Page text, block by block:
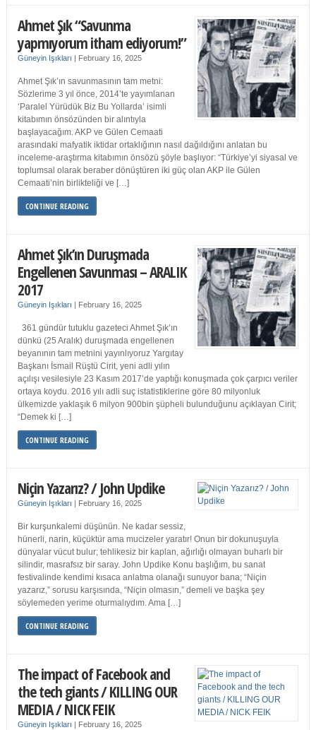
Ahmet Şık “Savunma
yapmıyorum itham ediyorum!”
Güneyin Işıkları | February 16, 2025
Ahmet Şık’ın savunmasının tam metni:
Sözlerime 3 yıl önce, 2014’te yayımlanan
‘Paralel Yürüdük Biz Bu Yollarda’ isimli
kitabımın önsözünden bir alıntıyla
başlayacağım. AKP ve Gülen Cemaati
arasındaki mafyatik iktidar ortaklığının nasıl dağıldığını anlatan bu
inceleme-araştırma kitabımın önsözü şöyle başlıyor: “Türkiye’yi siyasal ve
toplumsal olarak beraber dönüştüren iki güç olan AKP ile Gülen
Cemaati’nin birlikteliği ve […]
CONTINUE READING
Ahmet Şık’ın Duruşmada
Engellenen Savunması – ARALIK
2017
Güneyin Işıkları | February 16, 2025
361 gündür tutuklu gazeteci Ahmet Şık’ın
dünkü (25 Aralık) duruşmada engellenen
beyanının tam metnini yayınlıyoruz Yargıtay
Başkanı İsmail Rüştü Cirit, yeni adli yılın
açılışı vesilesiyle 23 Kasım 2017’de yaptığı konuşmada çok çarpıcı veriler
ortaya koydu. 2016 yılı adli suç istatistiklerine göre 80 milyonluk
ülkemizde yaklaşık 6 milyon 900bin şüpheli bulunduğunu açıklayan Cirit;
“Demek ki […]
CONTINUE READING
Niçin Yazarız? / John Updike
Güneyin Işıkları | February 16, 2025
Bir kurşunkalemi düşünün. Ne kadar sessiz,
hünerli, narin, küçüktür ama mucizeler yaratır! Onun bir dokunuşuyla
dünyalar vücut bulur; tehlikesiz bir kaplan, ağırlığı olmayan buharlı bir
silindir, masrafsız bir saray. John Updike Konu başlığım, bu sanat
festivalinde kendimi kısaca anlatma olanağı sunuyor bana; “Niçin
yazarız,” sorusu karşısında, “Niçin olmasın,” demeli ve başka şey
söylemeden yerime oturmalıydım. Ama […]
CONTINUE READING
The impact of Facebook and
the tech giants / KILLING OUR
MEDIA / NICK FEIK
Güneyin Işıkları | February 16, 2025